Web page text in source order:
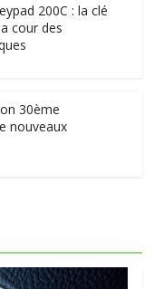
200C : la clé
cour des
30ème
nouveaux